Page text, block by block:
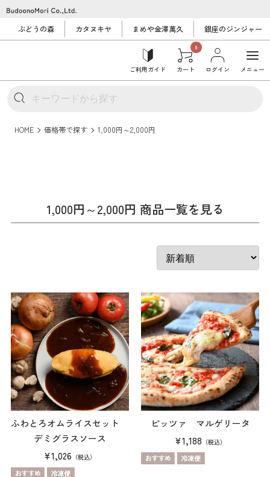
ぶどうの森 カタヌキヤ まめや金澤萬久 銀座のジンジャー
ご利用ガイド
0
カート ログイン メニュー
HOME 価格帯で探す 1,000円～2,000円
1,000円～2,000円 商品一覧を見る
ふわとろオムライスセット
デミグラスソース
¥1,026 （税込）
ピッツァ マルゲリータ
¥1,188 （税込）